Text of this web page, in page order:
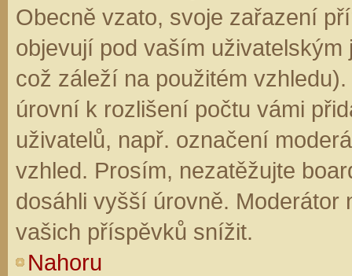
Obecně vzato, svoje zařazení
objevují pod vaším
což záleží na použitém
úrovní k rozlišení počtu vámi
uživatelů, např. označení
vzhled. Prosím, nezatěžujte
dosáhli vyšší úrovně. Moderátor
vašich příspěvků snížit.
Nahoru